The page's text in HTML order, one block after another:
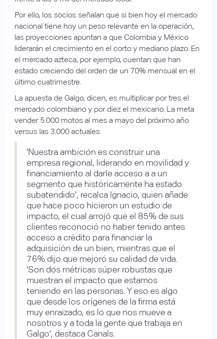
Por ello, los socios señalan que si bien hoy el mercado
nacional tiene hoy un peso relevante en la operación,
las proyecciones apuntan a que Colombia y México
liderarán el crecimiento en el corto y mediano plazo. En
el mercado azteca, por ejemplo, cuentan que han
estado creciendo del orden de un 70% mensual en el
último cuatrimestre.
La apuesta de Galgo, dicen, es multiplicar por tres el
mercado colombiano y por diez el mexicano. La meta
vender 5.000 motos al mes a mayo del próximo año
versus las 3.000 actuales.
'Nuestra ambición es construir una
empresa regional, liderando en movilidad y
financiamiento al darle acceso a a un
segmento que históricamente ha estado
subatendido', recalca Ignacio, quien añade
que hace poco hicieron un estudio de
impacto, el cual arrojó que el 85% de sus
clientes reconoció no haber tenido antes
acceso a crédito para financiar la
adquisición de un bien, mientras que el
76% dijo que mejoró su calidad de vida.
'Son dos métricas súper robustas que
muestran el impacto que estamos
teniendo en las personas. Y eso es algo
que desde los orígenes de la firma está
muy enraizado, es lo que nos mueve a
nosotros y a toda la gente que trabaja en
Galgo', destaca Canals.